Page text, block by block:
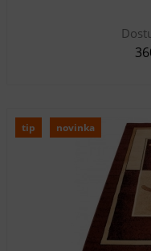
tip novinka